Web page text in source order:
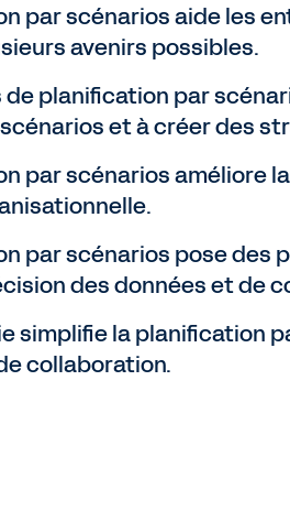
par scénarios aide les
avenirs possibles.
de planification par
et à créer des
par scénarios améliore
par scénarios pose des
des données et de
simplifie la planification
collaboration.